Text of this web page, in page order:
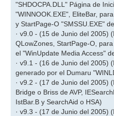
"SHDOCPA.DLL" Página de
"WINNOOK.EXE", EliteBar,
y StartPage-O "SMSSU.EXE"
· v9.0 - (15 de Junio del 2005)
QLowZones, StartPage-O,
el "WinUpdate Media Access"
· v9.1 - (16 de Junio del 2005)
generado por el Dumaru
· v9.2 - (17 de Junio del 2005)
Bridge o Briss de AVP,
IstBar.B y SearchAid o HSA)
· v9.3 - (17 de Junio del 2005)